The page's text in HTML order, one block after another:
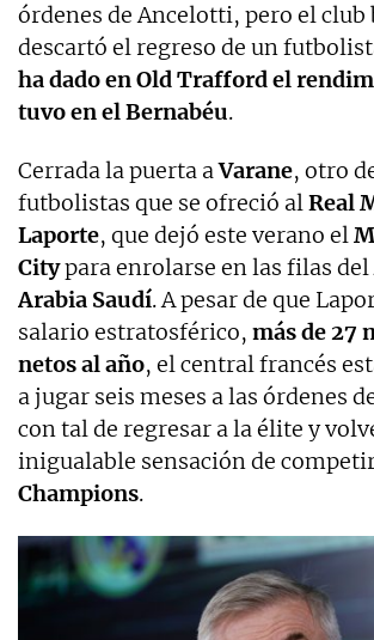
órdenes de Ancelotti, pero el club
descartó el regreso de un
ha dado en Old Trafford el
tuvo en el Bernabéu.
Cerrada la puerta aVarane, otro
futbolistas que se ofreció alReal
Laporte, que dejó este verano el
Citypara enrolarse en las filas del
Arabia Saudí. A pesar de que
salario estratosférico, más de 27
netos al año, el central francés
a jugar seis meses a las órdenes
con tal de regresar a la élite y
inigualable sensación de
Champions.